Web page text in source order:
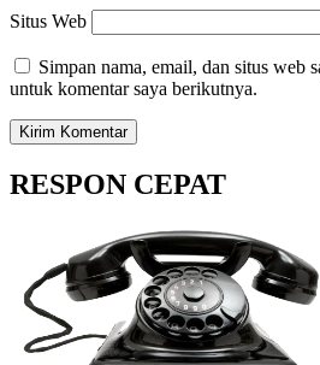
Situs Web
Simpan nama, email, dan situs web
untuk komentar saya berikutnya.
RESPON CEPAT